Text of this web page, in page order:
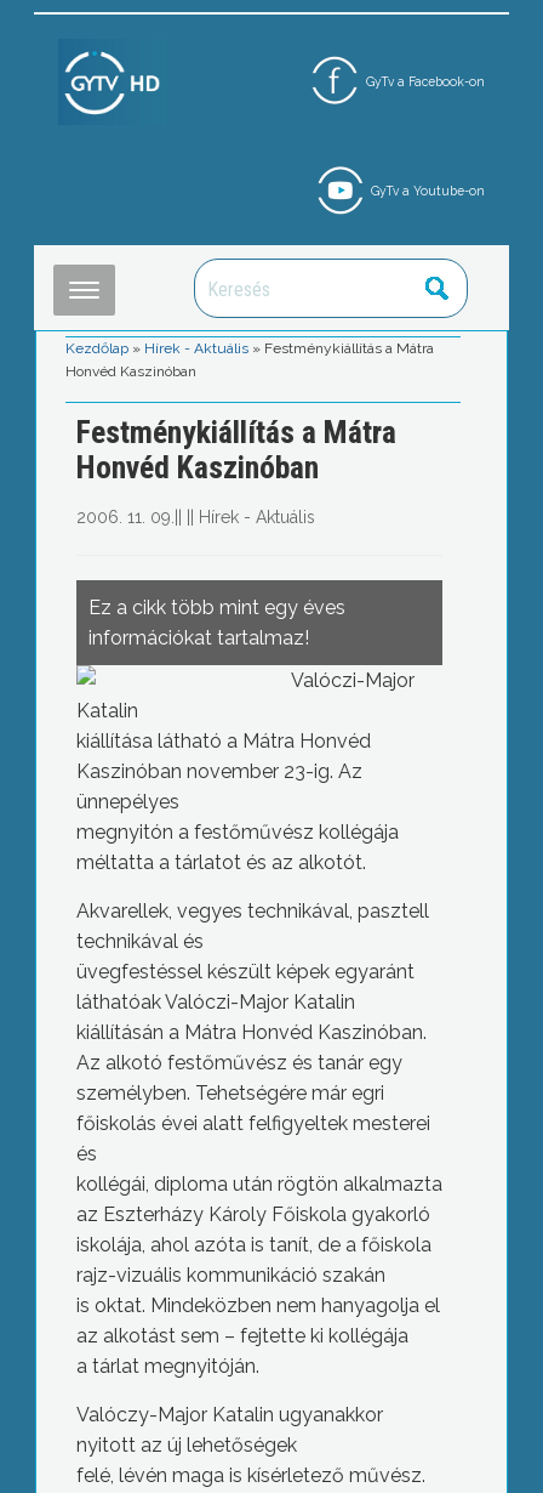
GyTv a Facebook-on
GyTv a Youtube-on
Kezdőlap » Hírek - Aktuális » Festménykiállítás a Mátra
Honvéd Kaszinóban
Festménykiállítás a Mátra
Honvéd Kaszinóban
2006. 11. 09. Hírek - Aktuális
Ez a cikk több mint egy éves
információkat tartalmaz!
Valóczi-Major
Katalin
kiállítása látható a Mátra Honvéd
Kaszinóban november 23-ig. Az
ünnepélyes
megnyitón a festőművész kollégája
méltatta a tárlatot és az alkotót.
Akvarellek, vegyes technikával, pasztell
technikával és
üvegfestéssel készült képek egyaránt
láthatóak Valóczi-Major Katalin
kiállításán a Mátra Honvéd Kaszinóban.
Az alkotó festőművész és tanár egy
személyben. Tehetségére már egri
főiskolás évei alatt felfigyeltek mesterei
és
kollégái, diploma után rögtön alkalmazta
az Eszterházy Károly Főiskola gyakorló
iskolája, ahol azóta is tanít, de a főiskola
rajz-vizuális kommunikáció szakán
is oktat. Mindeközben nem hanyagolja el
az alkotást sem – fejtette ki kollégája
a tárlat megnyitóján.
Valóczy-Major Katalin ugyanakkor
nyitott az új lehetőségek
felé, lévén maga is kísérletező művész.